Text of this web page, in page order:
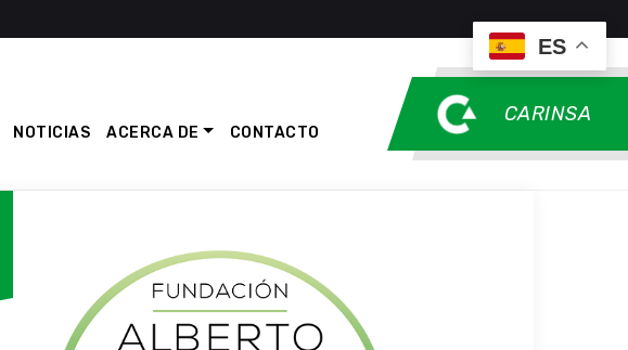
NOTICIAS ACERCA DE CONTACTO
CARINSA
ES